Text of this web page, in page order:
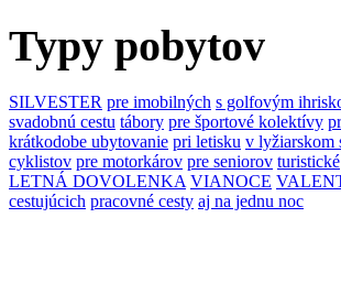
Typy pobytov
SILVESTER pre imobilných s golfovým
svadobnú cestu tábory pre športové kolektívy
krátkodobe ubytovanie pri letisku v lyžiarskom
cyklistov pre motorkárov pre seniorov turistické
LETNÁ DOVOLENKA VIANOCE
cestujúcich pracovné cesty aj na jednu noc